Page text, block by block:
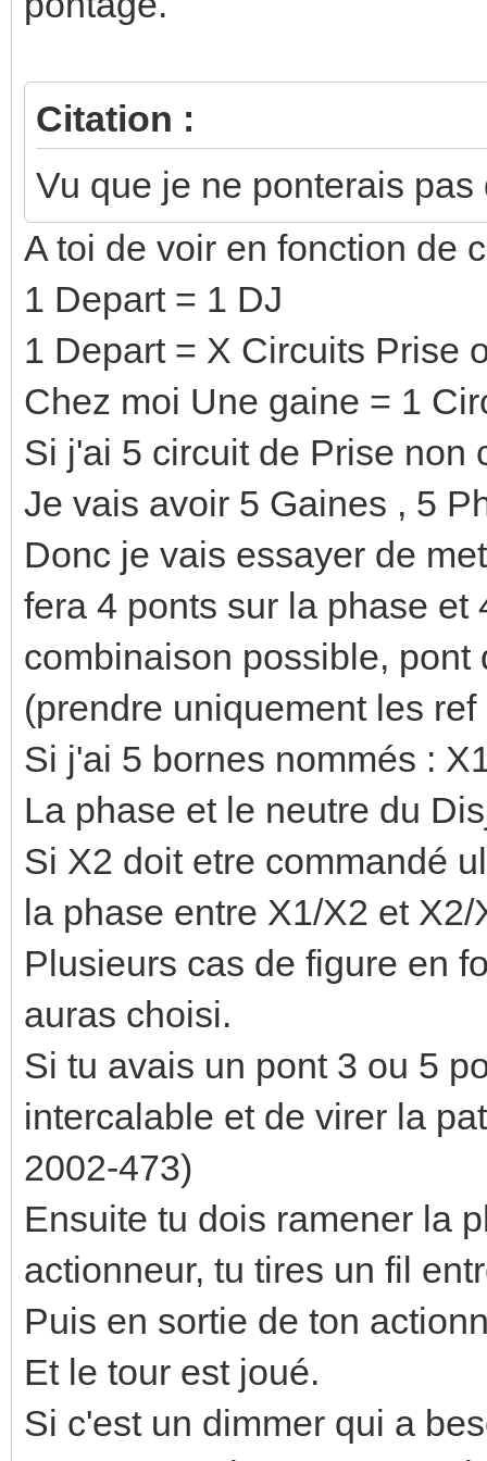
Citation :
Vu que je ne ponterais pas
A toi de voir en fonction de
1 Depart = 1 DJ
1 Depart = X Circuits Prise
Chez moi Une gaine = 1
Si j'ai 5 circuit de Prise non
Je vais avoir 5 Gaines , 5
Donc je vais essayer de
fera 4 ponts sur la phase et
combinaison possible,
(prendre uniquement les
Si j'ai 5 bornes nommés :
La phase et le neutre du
Si X2 doit etre commandé
la phase entre X1/X2 et X2/
Plusieurs cas de figure en
auras choisi.
Si tu avais un pont 3 ou 5
intercalable et de virer la
2002-473)
Ensuite tu dois ramener la
actionneur, tu tires un fil
Puis en sortie de ton
Et le tour est joué.
Si c'est un dimmer qui a